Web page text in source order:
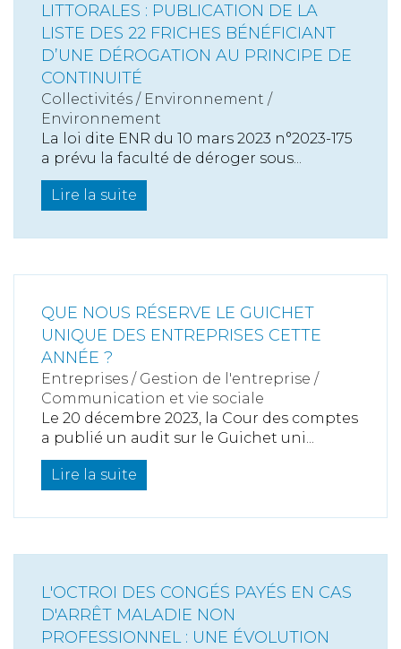
LITTORALES : PUBLICATION DE LA
LISTE DES 22 FRICHES BÉNÉFICIANT
D’UNE DÉROGATION AU PRINCIPE DE
CONTINUITÉ
Collectivités / Environnement /
Environnement
La loi dite ENR du 10 mars 2023 n°2023-175
a prévu la faculté de déroger sous...
Lire la suite
QUE NOUS RÉSERVE LE GUICHET
UNIQUE DES ENTREPRISES CETTE
ANNÉE ?
Entreprises / Gestion de l'entreprise /
Communication et vie sociale
Le 20 décembre 2023, la Cour des comptes
a publié un audit sur le Guichet uni...
Lire la suite
L'OCTROI DES CONGÉS PAYÉS EN CAS
D'ARRÊT MALADIE NON
PROFESSIONNEL : UNE ÉVOLUTION